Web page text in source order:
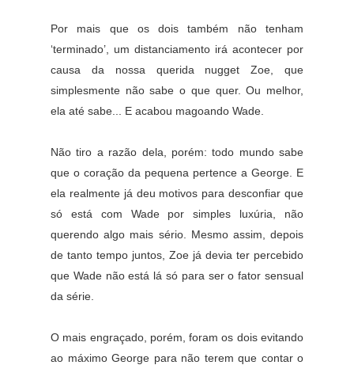
Por mais que os dois também não tenham
‘terminado’, um distanciamento irá acontecer por
causa da nossa querida nugget Zoe, que
simplesmente não sabe o que quer. Ou melhor,
ela até sabe... E acabou magoando Wade.
Não tiro a razão dela, porém: todo mundo sabe
que o coração da pequena pertence a George. E
ela realmente já deu motivos para desconfiar que
só está com Wade por simples luxúria, não
querendo algo mais sério. Mesmo assim, depois
de tanto tempo juntos, Zoe já devia ter percebido
que Wade não está lá só para ser o fator sensual
da série.
O mais engraçado, porém, foram os dois evitando
ao máximo George para não terem que contar o